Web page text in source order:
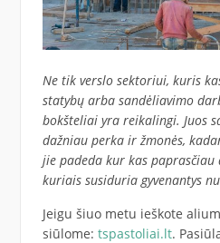
Ne tik verslo sektoriui, kuris
statybų arba sandėliavimo
bokšteliai yra reikalingi. Juos
dažniau perka ir žmonės,
jie padeda kur kas
kuriais susiduria gyvenantys
Jeigu šiuo metu ieškote
siūlome: tspastoliai.lt.